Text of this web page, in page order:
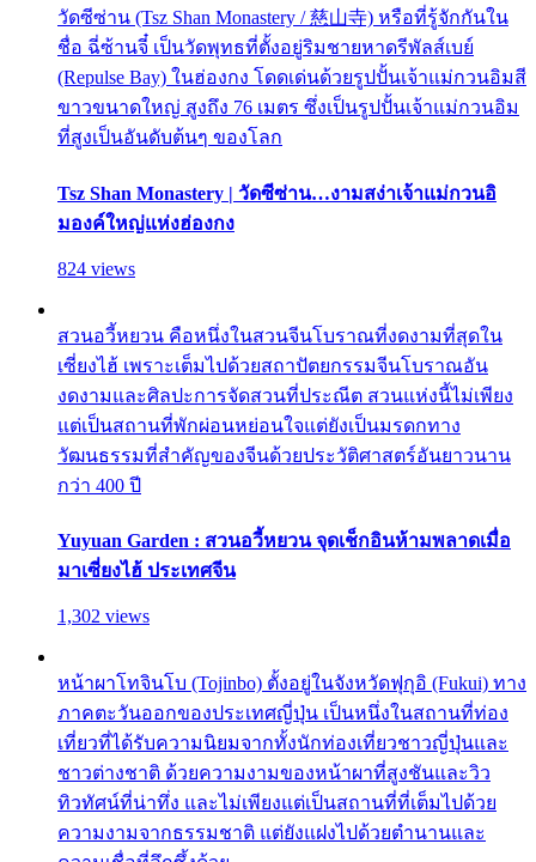
วัดซีซ่าน (Tsz Shan Monastery / 慈山寺) หรือที่รู้จักกันใน
ชื่อ ฉี่ซ้านจี๋ เป็นวัดพุทธที่ตั้งอยู่ริมชายหาดรีพัลส์เบย์
(Repulse Bay) ในฮ่องกง โดดเด่นด้วยรูปปั้นเจ้าแม่กวนอิมสี
ขาวขนาดใหญ่ สูงถึง 76 เมตร ซึ่งเป็นรูปปั้นเจ้าแม่กวนอิม
ที่สูงเป็นอันดับต้นๆ ของโลก
Tsz Shan Monastery | วัดซีซ่าน…งามสง่าเจ้าแม่กวนอิ
มองค์ใหญ่แห่งฮ่องกง
824 views
สวนอวี้หยวน คือหนึ่งในสวนจีนโบราณที่งดงามที่สุดใน
เซี่ยงไฮ้ เพราะเต็มไปด้วยสถาปัตยกรรมจีนโบราณอัน
งดงามและศิลปะการจัดสวนที่ประณีต สวนแห่งนี้ไม่เพียง
แต่เป็นสถานที่พักผ่อนหย่อนใจแต่ยังเป็นมรดกทาง
วัฒนธรรมที่สำคัญของจีนด้วยประวัติศาสตร์อันยาวนาน
กว่า 400 ปี
Yuyuan Garden : สวนอวี้หยวน จุดเช็กอินห้ามพลาดเมื่อ
มาเซี่ยงไฮ้ ประเทศจีน
1,302 views
หน้าผาโทจินโบ (Tojinbo) ตั้งอยู่ในจังหวัดฟุกุอิ (Fukui) ทาง
ภาคตะวันออกของประเทศญี่ปุ่น เป็นหนึ่งในสถานที่ท่อง
เที่ยวที่ได้รับความนิยมจากทั้งนักท่องเที่ยวชาวญี่ปุ่นและ
ชาวต่างชาติ ด้วยความงามของหน้าผาที่สูงชันและวิว
ทิวทัศน์ที่น่าทึ่ง และไม่เพียงแต่เป็นสถานที่ที่เต็มไปด้วย
ความงามจากธรรมชาติ แต่ยังแฝงไปด้วยตำนานและ